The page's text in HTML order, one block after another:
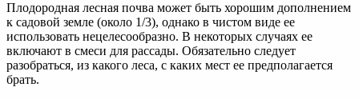
Плодородная лесная почва может быть хорошим дополнением
к садовой земле (около 1/3), однако в чистом виде ее
использовать нецелесообразно. В некоторых случаях ее
включают в смеси для рассады. Обязательно следует
разобраться, из какого леса, с каких мест ее предполагается
брать.